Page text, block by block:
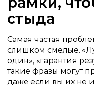
стыда
Самая частая
слишком смелые.
один», «гарантия
такие фразы могут
даже если вы их не